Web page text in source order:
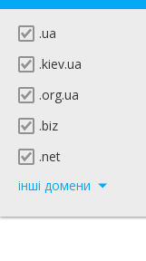
.ua
.kiev.ua
.org.ua
.biz
.net
інші домени